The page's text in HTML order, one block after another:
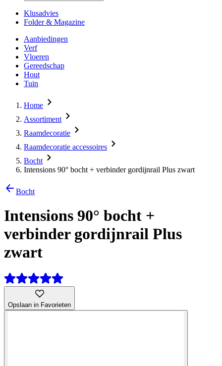
Klusadvies
Folder & Magazine
Aanbiedingen
Verf
Vloeren
Gereedschap
Hout
Tuin
Home
Assortiment
Raamdecoratie
Raamdecoratie accessoires
Bocht
Intensions 90° bocht + verbinder gordijnrail Plus zwart
Bocht
Intensions 90° bocht +
verbinder gordijnrail Plus
zwart
Opslaan in Favorieten